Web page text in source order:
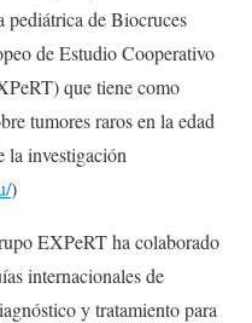
pediátrica de Biocruces
de Estudio Cooperativo
que tiene como
tumores raros en la edad
la investigación
)
EXPeRT ha colaborado
internacionales de
y tratamiento para